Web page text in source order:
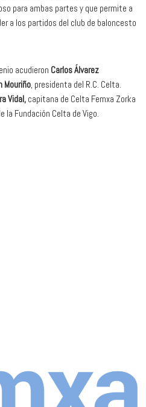
para ambas partes y que permite a
a los partidos del club de baloncesto
acudieron Carlos Álvarez
Mouriño , presidenta del R.C. Celta.
Vidal, capitana de Celta Femxa Zorka
la Fundación Celta de Vigo.